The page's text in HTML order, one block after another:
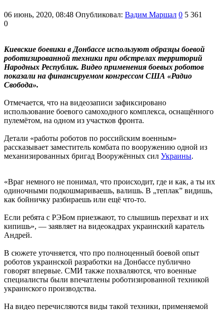
06 июнь, 2020, 08:48 Опубликовал: Вадим Маршал 0 5 361
0
Киевские боевики в Донбассе используют образцы боевой
роботизированной техники при обстрелах территорий
Народных Республик. Видео применения боевых роботов
показали на финансируемом конгрессом США «Радио
Свобода».
Отмечается, что на видеозаписи зафиксировано
использование боевого самоходного комплекса, оснащённого
пулемётом, на одном из участков фронта.
Детали «работы роботов по российским военным»
рассказывает заместитель комбата по вооружению одной из
механизированных бригад Вооружённых сил Украины.
«Враг немного не понимал, что происходит, где и как, а ты их
одиночными подкошмариваешь, валишь. В „теплак” видишь,
как бойничку разбираешь или ещё что-то.
Если ребята с РЭБом приезжают, то слышишь перехват и их
кипишь», — заявляет на видеокадрах украинский каратель
Андрей.
В сюжете уточняется, что про полноценный боевой опыт
роботов украинской разработки на Донбассе публично
говорят впервые. СМИ также похваляются, что военные
специалисты были впечатлены роботизированной техникой
украинского производства.
На видео перечисляются виды такой техники, применяемой